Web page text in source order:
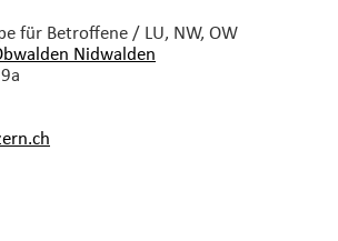
für Betroffene / LU, NW, OW
Nidwalden
ch